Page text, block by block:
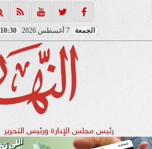
الجمعة 7 أغسطس 2026 10:30 مـ
رئيس مجلس الإدارة ورئيس التحرير